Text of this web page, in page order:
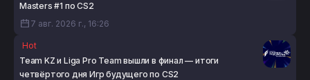
Masters #1 по CS2
7 авг. 2026 г., 16:26
Hot
Team KZ и Liga Pro Team вышли в финал — итоги
четвёртого дня Игр будущего по CS2